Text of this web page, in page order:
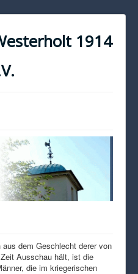
1914
dem Geschlecht derer von
Ausschau hält, ist die
die im kriegerischen